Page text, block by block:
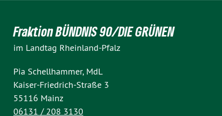
Fraktion BÜNDNIS 90/DIE GRÜNEN
im Landtag Rheinland-Pfalz
Pia Schellhammer, MdL
Kaiser-Friedrich-Straße 3
55116 Mainz
06131 / 208 3130